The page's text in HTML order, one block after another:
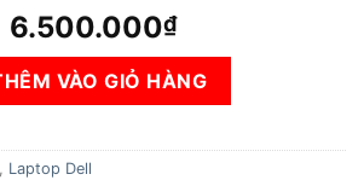
Giá
gốc
là:
8.500.000₫.
6.500.000₫Giá
hiện
tại
là:
6.500.000₫.
i7-6820HQ| Ram 8gb| Màn 15.6 Fhd|
VÀO GIỎ HÀNG
, Laptop Dell